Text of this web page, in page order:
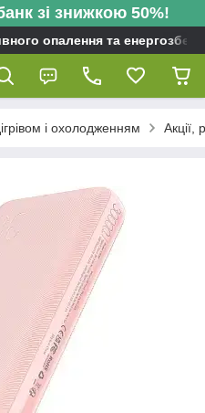
зі знижкою 50%!
опалення та
і охолодженням Акції,